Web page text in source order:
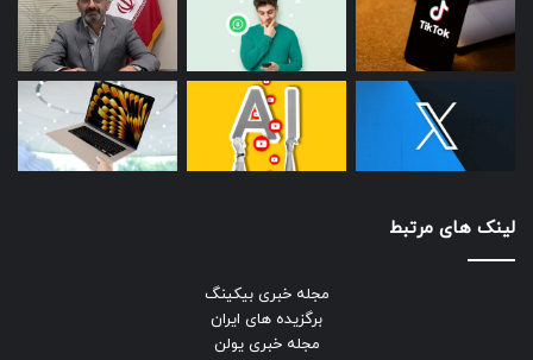
لینک های مرتبط
مجله خبری بیکینگ
برگزیده های ایران
مجله خبری یولن